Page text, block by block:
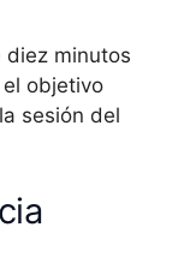
diez minutos
objetivo
sesión del